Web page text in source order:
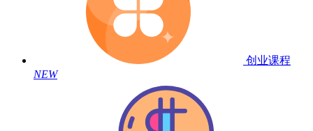
创业课程
NEW